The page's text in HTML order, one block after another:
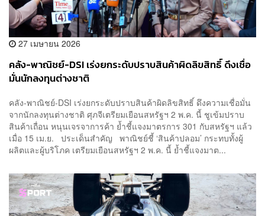
27 เมษายน 2026
คลัง-พาณิชย์-DSI เร่งยกระดับปราบสินค้าผิดลิขสิทธิ์ ดึงเชื่อ
มั่นนักลงทุนต่างชาติ
คลัง-พาณิชย์-DSI เร่งยกระดับปราบสินค้าผิดลิขสิทธิ์ ดึงความเชื่อมั่น
จากนักลงทุนต่างชาติ ศุภจีเตรียมเยือนสหรัฐฯ 2 พ.ค. นี้ ชูเข้มปราบ
สินค้าเถื่อน หนุนเจรจาการค้า ย้ำชี้แจงมาตรการ 301 กับสหรัฐฯ แล้ว
เมื่อ 15 เม.ย. ประเด็นสำคัญ พาณิชย์ชี้ ‘สินค้าปลอม’ กระทบทั้งผู้
ผลิตและผู้บริโภค เตรียมเยือนสหรัฐฯ 2 พ.ค. นี้ ย้ำชี้แจงมาต...